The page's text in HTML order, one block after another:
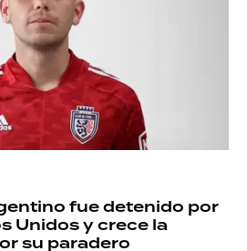
fue detenido por
Unidos y crece la
su paradero